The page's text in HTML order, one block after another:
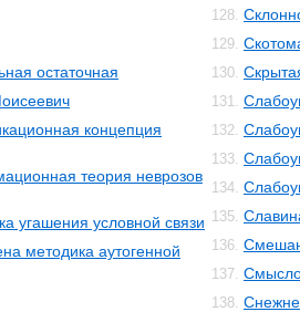
остаточная
концепция
теория неврозов
угашения условной связи
методика аутогенной
128.
129.
130.
131.
132.
133.
134.
135.
136.
137.
138.